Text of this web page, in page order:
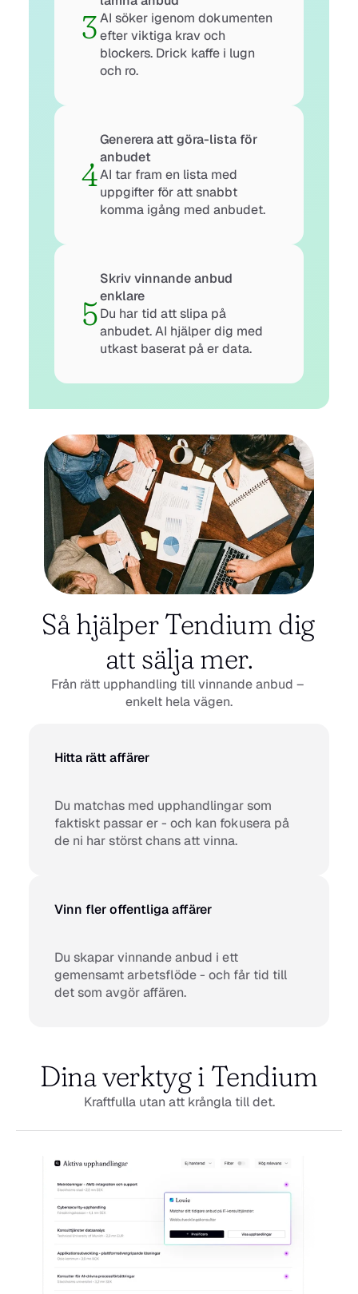
3AI söker igenom dokumenten
efter viktiga krav och
blockers. Drick kaffe i lugn
och ro.
4
Generera att göra-lista för
anbudet
AI tar fram en lista med
uppgifter för att snabbt
komma igång med anbudet.
5
Skriv vinnande anbud
enklare
Du har tid att slipa på
anbudet. AI hjälper dig med
utkast baserat på er data.
Så hjälper Tendium dig
att sälja mer.
Från rätt upphandling till vinnande anbud –
enkelt hela vägen.
Hitta rätt affärer
Du matchas med upphandlingar som
faktiskt passar er - och kan fokusera på
de ni har störst chans att vinna.
Vinn fler offentliga affärer
Du skapar vinnande anbud i ett
gemensamt arbetsflöde - och får tid till
det som avgör affären.
Dina verktyg i Tendium
Kraftfulla utan att krångla till det.